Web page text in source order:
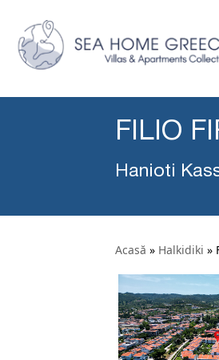
FILIO
Hanioti
Acasă » Halkidiki »